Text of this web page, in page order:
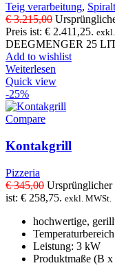
Teig verarbeitung,
€3.215,00
Preis ist: € 2.411,25.
DEEGMENGER 25
Add to wishlist
Weiterlesen
Quick view
-25%
Compare
Kontakgrill
Pizzeria
€345,00 Ursprünglicher
ist: € 258,75. exkl. MWSt.
hochwertige,
Leistung: 3 kW
Produktmaße (B